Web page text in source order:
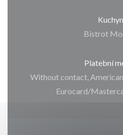
Bistrot
Platební
Without contact,
Eurocard/